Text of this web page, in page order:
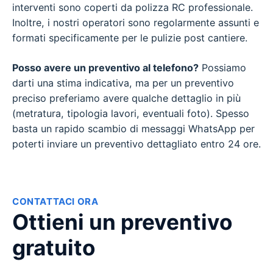
interventi sono coperti da polizza RC professionale.
Inoltre, i nostri operatori sono regolarmente assunti e
formati specificamente per le pulizie post cantiere.
Posso avere un preventivo al telefono? Possiamo
darti una stima indicativa, ma per un preventivo
preciso preferiamo avere qualche dettaglio in più
(metratura, tipologia lavori, eventuali foto). Spesso
basta un rapido scambio di messaggi WhatsApp per
poterti inviare un preventivo dettagliato entro 24 ore.
CONTATTACI ORA
Ottieni un preventivo
gratuito